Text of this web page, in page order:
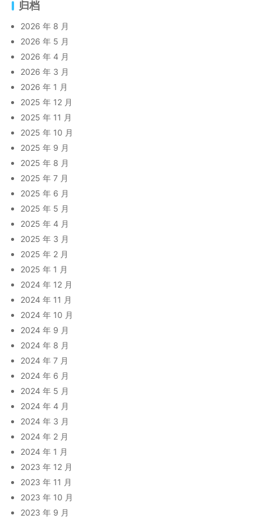
归档
2026 年 8 月
2026 年 5 月
2026 年 4 月
2026 年 3 月
2026 年 1 月
2025 年 12 月
2025 年 11 月
2025 年 10 月
2025 年 9 月
2025 年 8 月
2025 年 7 月
2025 年 6 月
2025 年 5 月
2025 年 4 月
2025 年 3 月
2025 年 2 月
2025 年 1 月
2024 年 12 月
2024 年 11 月
2024 年 10 月
2024 年 9 月
2024 年 8 月
2024 年 7 月
2024 年 6 月
2024 年 5 月
2024 年 4 月
2024 年 3 月
2024 年 2 月
2024 年 1 月
2023 年 12 月
2023 年 11 月
2023 年 10 月
2023 年 9 月